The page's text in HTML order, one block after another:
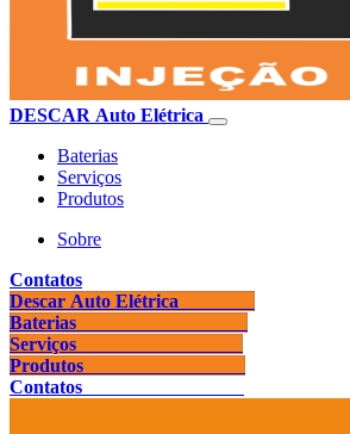
DESCAR Auto Elétrica
Baterias
Serviços
Produtos
Sobre
Contatos
Descar Auto Elétrica
Baterias
Serviços
Produtos
Contatos